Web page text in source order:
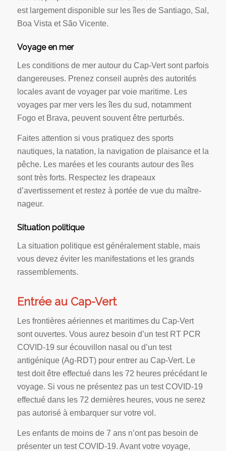
est largement disponible sur les îles de Santiago, Sal,
Boa Vista et São Vicente.
Voyage en mer
Les conditions de mer autour du Cap-Vert sont parfois
dangereuses. Prenez conseil auprès des autorités
locales avant de voyager par voie maritime. Les
voyages par mer vers les îles du sud, notamment
Fogo et Brava, peuvent souvent être perturbés.
Faites attention si vous pratiquez des sports
nautiques, la natation, la navigation de plaisance et la
pêche. Les marées et les courants autour des îles
sont très forts. Respectez les drapeaux
d’avertissement et restez à portée de vue du maître-
nageur.
Situation politique
La situation politique est généralement stable, mais
vous devez éviter les manifestations et les grands
rassemblements.
Entrée au Cap-Vert
Les frontières aériennes et maritimes du Cap-Vert
sont ouvertes. Vous aurez besoin d’un test RT PCR
COVID-19 sur écouvillon nasal ou d’un test
antigénique (Ag-RDT) pour entrer au Cap-Vert. Le
test doit être effectué dans les 72 heures précédant le
voyage. Si vous ne présentez pas un test COVID-19
effectué dans les 72 dernières heures, vous ne serez
pas autorisé à embarquer sur votre vol.
Les enfants de moins de 7 ans n’ont pas besoin de
présenter un test COVID-19. Avant votre voyage,